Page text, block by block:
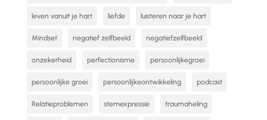
leven vanuit je hart liefde luisteren naar je hart
Mindset negatief zelfbeeld negatiefzelfbeeld
onzekerheid perfectionisme persoonlijkegroei
persoonlijke groei persoonlijkeontwikkeling podcast
Relatieproblemen stemexpressie traumaheling